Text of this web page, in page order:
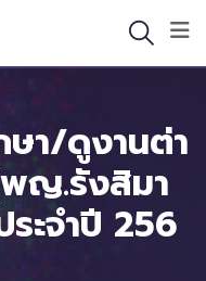
า/ดูงานต่า
พญ.รังสิมา
ะจำปี 256